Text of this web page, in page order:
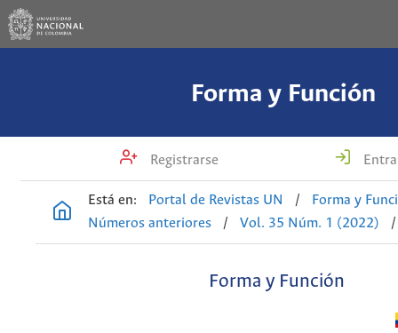
Forma y Función
Registrarse
Está en: Portal de Revistas UN /
Forma y
Números anteriores
/ Vol. 35 Núm. 1 (2022) /
Forma y Función